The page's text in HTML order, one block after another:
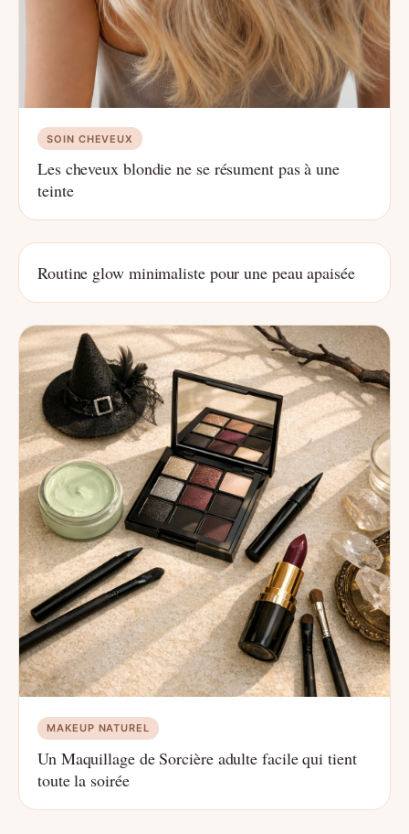
SOIN CHEVEUX
Les cheveux blondie ne se résument pas à une
teinte
Routine glow minimaliste pour une peau apaisée
MAKEUP NATUREL
Un Maquillage de Sorcière adulte facile qui tient
toute la soirée